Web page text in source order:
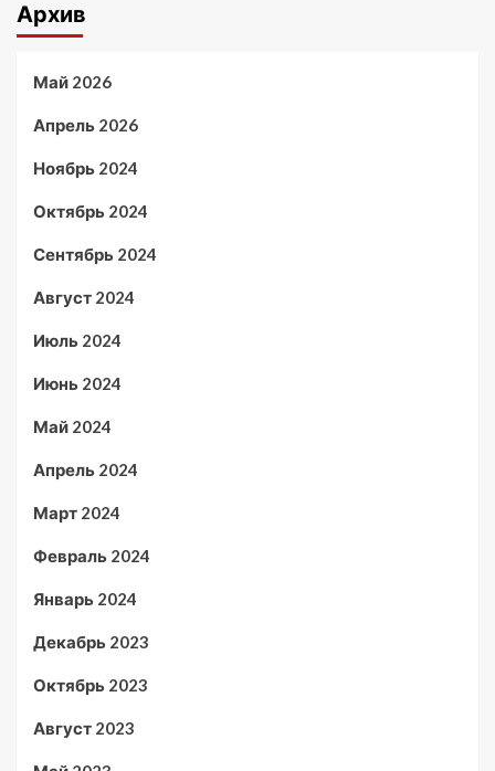
Архив
Май 2026
Апрель 2026
Ноябрь 2024
Октябрь 2024
Сентябрь 2024
Август 2024
Июль 2024
Июнь 2024
Май 2024
Апрель 2024
Март 2024
Февраль 2024
Январь 2024
Декабрь 2023
Октябрь 2023
Август 2023